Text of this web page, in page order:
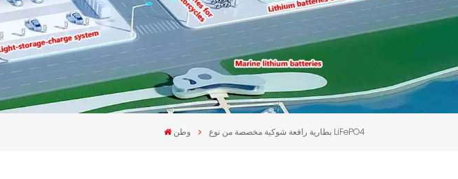
وطن بطارية رافعة شوكية مخصصة من نوع LiFePO4